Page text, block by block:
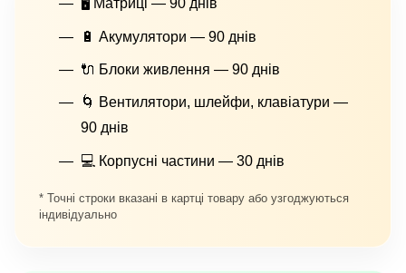
🖥 Матриці — 90 днів
🔋 Акумулятори — 90 днів
🔌 Блоки живлення — 90 днів
🌀 Вентилятори, шлейфи, клавіатури —
90 днів
💻 Корпусні частини — 30 днів
* Точні строки вказані в картці товару або узгоджуються
індивідуально